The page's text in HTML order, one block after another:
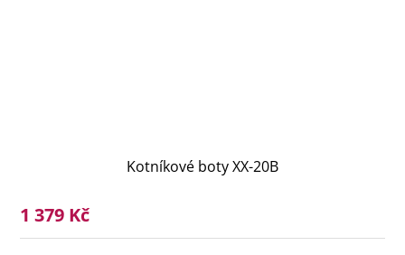
Kotníkové boty XX-20B
1 379 Kč